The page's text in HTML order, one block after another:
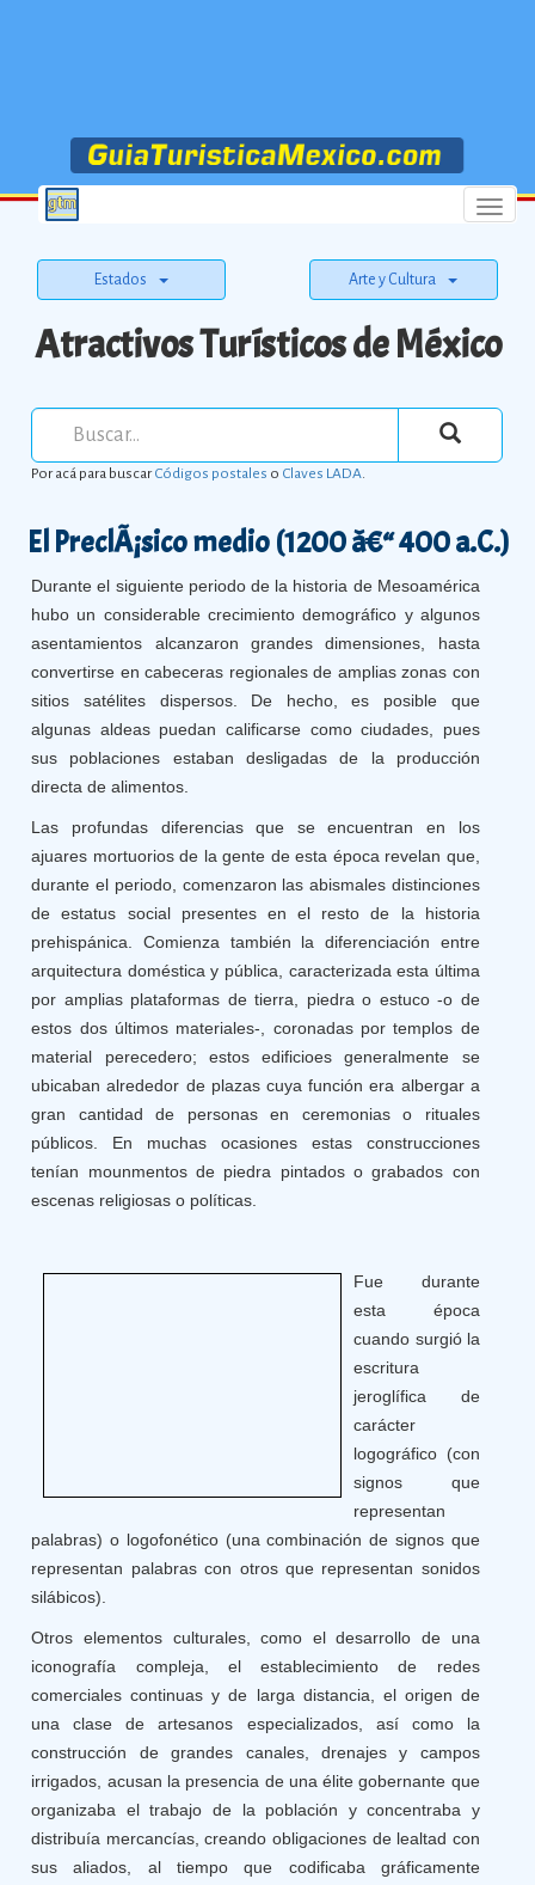
Menu
Estados Arte y Cultura
Atractivos Turísticos de México
Por acá para buscarCódigos postales o Claves LADA.
El PreclÃ¡sico medio (1200 â€“ 400 a.C.)
Durante el siguiente periodo de la historia de Mesoamérica
hubo un considerable crecimiento demográfico y algunos
asentamientos alcanzaron grandes dimensiones, hasta
convertirse en cabeceras regionales de amplias zonas con
sitios satélites dispersos. De hecho, es posible que
algunas aldeas puedan calificarse como ciudades, pues
sus poblaciones estaban desligadas de la producción
directa de alimentos.
Las profundas diferencias que se encuentran en los
ajuares mortuorios de la gente de esta época revelan que,
durante el periodo, comenzaron las abismales distinciones
de estatus social presentes en el resto de la historia
prehispánica. Comienza también la diferenciación entre
arquitectura doméstica y pública, caracterizada esta última
por amplias plataformas de tierra, piedra o estuco -o de
estos dos últimos materiales-, coronadas por templos de
material perecedero; estos edificioes generalmente se
ubicaban alrededor de plazas cuya función era albergar a
gran cantidad de personas en ceremonias o rituales
públicos. En muchas ocasiones estas construcciones
tenían mounmentos de piedra pintados o grabados con
escenas religiosas o políticas.
Fue durante
esta época
cuando surgió la
escritura
jeroglífica de
carácter
logográfico (con
signos que
representan
palabras) o logofonético (una combinación de signos que
representan palabras con otros que representan sonidos
silábicos).
Otros elementos culturales, como el desarrollo de una
iconografía compleja, el establecimiento de redes
comerciales continuas y de larga distancia, el origen de
una clase de artesanos especializados, así como la
construcción de grandes canales, drenajes y campos
irrigados, acusan la presencia de una élite gobernante que
organizaba el trabajo de la población y concentraba y
distribuía mercancías, creando obligaciones de lealtad con
sus aliados, al tiempo que codificaba gráficamente